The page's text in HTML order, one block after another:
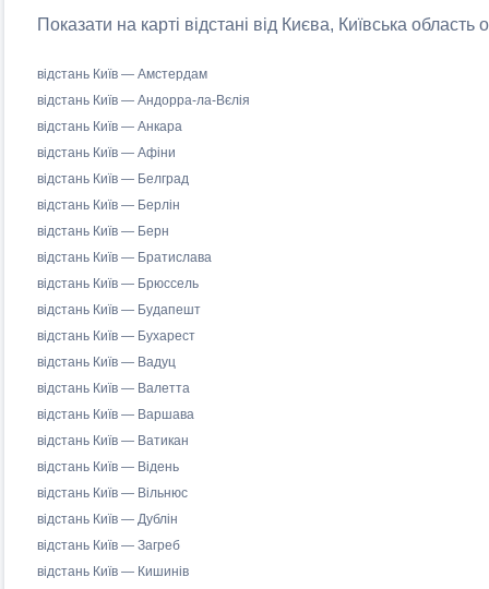
Показати на карті відстані від Києва, Київська
відстань Київ — Амстердам
відстань Київ — Андорра-ла-Вєлія
відстань Київ — Анкара
відстань Київ — Афіни
відстань Київ — Белград
відстань Київ — Берлін
відстань Київ — Берн
відстань Київ — Братислава
відстань Київ — Брюссель
відстань Київ — Будапешт
відстань Київ — Бухарест
відстань Київ — Вадуц
відстань Київ — Валетта
відстань Київ — Варшава
відстань Київ — Ватикан
відстань Київ — Відень
відстань Київ — Вільнюс
відстань Київ — Дублін
відстань Київ — Загреб
відстань Київ — Кишинів